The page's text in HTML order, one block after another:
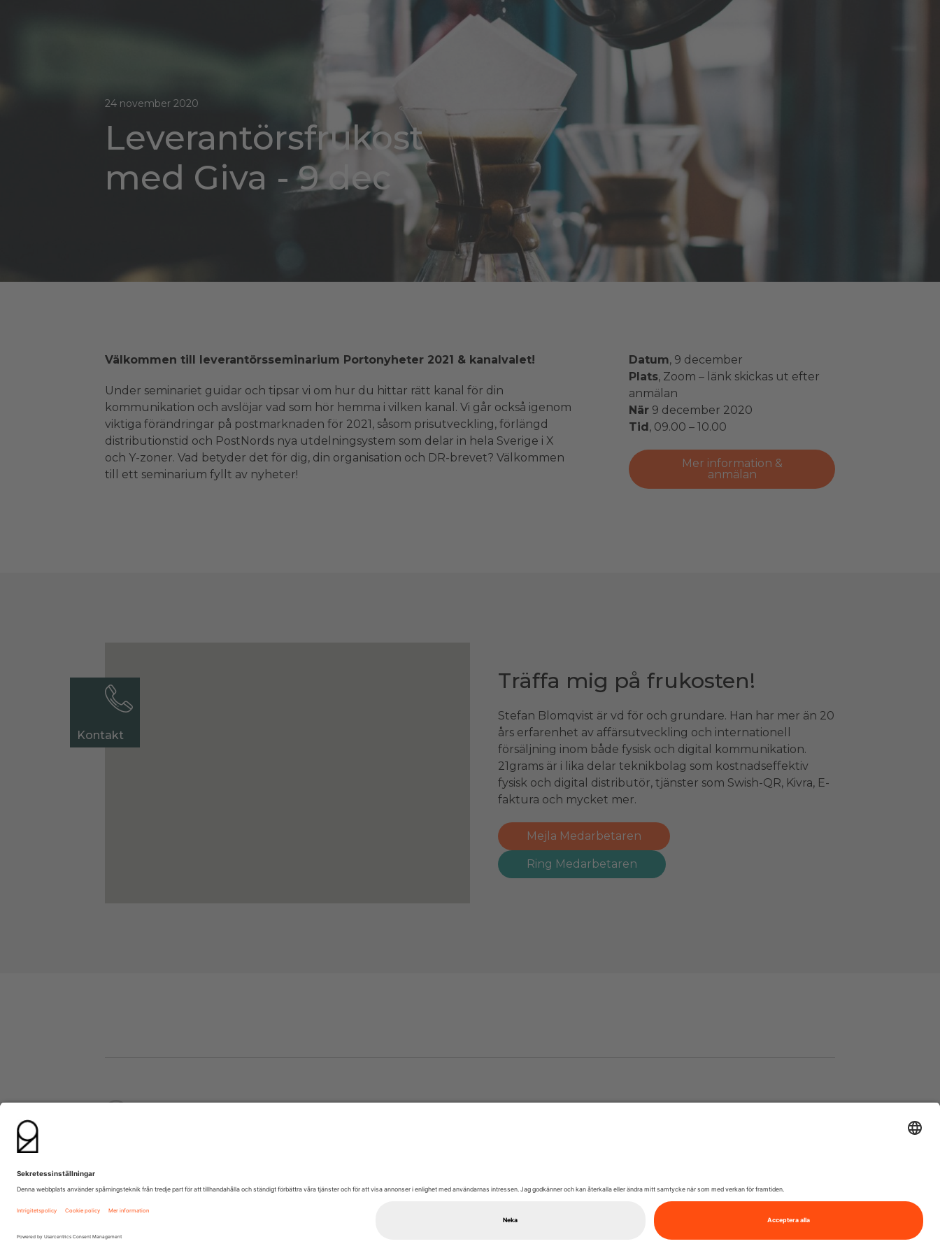
24 november 2020
Leverantörsfrukost
med Giva - 9 dec
Välkommen till leverantörsseminarium Portonyheter 2021 & kanalvalet!
Under seminariet guidar och tipsar vi om hur du hittar rätt kanal för din
kommunikation och avslöjar vad som hör hemma i vilken kanal. Vi går också igenom
viktiga förändringar på postmarknaden för 2021, såsom prisutveckling, förlängd
distributionstid och PostNords nya utdelningsystem som delar in hela Sverige i X
och Y-zoner. Vad betyder det för dig, din organisation och DR-brevet? Välkommen
till ett seminarium fyllt av nyheter!
Datum, 9 december
Plats, Zoom – länk skickas ut efter
anmälan
När 9 december 2020
Tid , 09.00 – 10.00
Mer information &
anmälan
Kontakt
Träffa mig på frukosten!
Stefan Blomqvist är vd för och grundare. Han har mer än 20
års erfarenhet av affärsutveckling och internationell
försäljning inom både fysisk och digital kommunikation.
21grams är i lika delar teknikbolag som kostnadseffektiv
fysisk och digital distributör, tjänster som Swish-QR, Kivra, E-
faktura och mycket mer.
Mejla Medarbetaren
Ring Medarbetaren
120 31 Stockholm
+46 8 600 37 21